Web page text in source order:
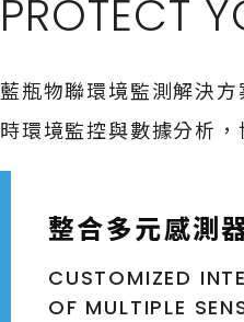
PROTECT
藍瓶物聯環境監測解決
時環境監控與數據分析
整合多元感測
CUSTOMIZED
OF MULTIPLE